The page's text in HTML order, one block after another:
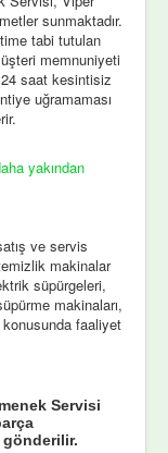
sunmaktadır.
tabi tutulan
memnuniyeti
saat kesintisiz
uğramaması
yakından
ve servis
makinalar
süpürgeleri,
makinaları,
konusunda faaliyet
Servisi